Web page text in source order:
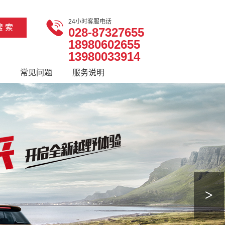
24小时客服电话
028-87327655
18980602655
13980033914
常见问题 服务说明
>